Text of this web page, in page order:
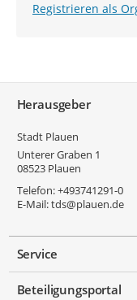
Registrieren als
Herausgeber
Stadt Plauen
Unterer Graben 1
08523 Plauen
Telefon:+493741291-0
E-Mail:tds@plauen.de
Service
Beteiligungsportal